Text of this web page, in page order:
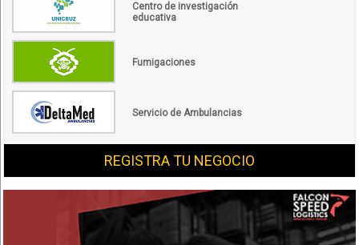
Centro de investigación
educativa
Fumigaciones
Servicio de Ambulancias
REGISTRA TU NEGOCIO